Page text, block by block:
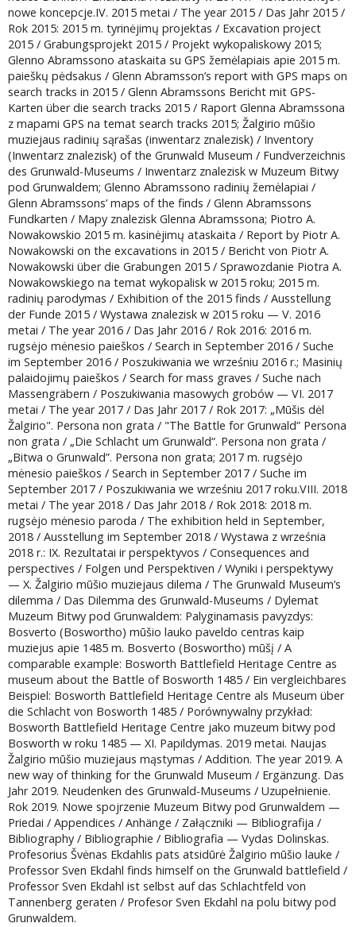
nowe koncepcje.IV. 2015 metai / The year 2015 / Das Jahr 2015 /
Rok 2015: 2015 m. tyrinėjimų projektas / Excavation project
2015 / Grabungsprojekt 2015 / Projekt wykopaliskowy 2015;
Glenno Abramssono ataskaita su GPS žemėlapiais apie 2015 m.
paieškų pėdsakus / Glenn Abramsson’s report with GPS maps on
search tracks in 2015 / Glenn Abramssons Bericht mit GPS-
Karten über die search tracks 2015 / Raport Glenna Abramssona
z mapami GPS na temat search tracks 2015; Žalgirio mūšio
muziejaus radinių sąrašas (inwentarz znalezisk) / Inventory
(Inwentarz znalezisk) of the Grunwald Museum / Fundverzeichnis
des Grunwald-Museums / Inwentarz znalezisk w Muzeum Bitwy
pod Grunwaldem; Glenno Abramssono radinių žemėlapiai /
Glenn Abramssons’ maps of the finds / Glenn Abramssons
Fundkarten / Mapy znalezisk Glenna Abramssona; Piotro A.
Nowakowskio 2015 m. kasinėjimų ataskaita / Report by Piotr A.
Nowakowski on the excavations in 2015 / Bericht von Piotr A.
Nowakowski über die Grabungen 2015 / Sprawozdanie Piotra A.
Nowakowskiego na temat wykopalisk w 2015 roku; 2015 m.
radinių parodymas / Exhibition of the 2015 finds / Ausstellung
der Funde 2015 / Wystawa znalezisk w 2015 roku — V. 2016
metai / The year 2016 / Das Jahr 2016 / Rok 2016: 2016 m.
rugsėjo mėnesio paieškos / Search in September 2016 / Suche
im September 2016 / Poszukiwania we wrześniu 2016 r.; Masinių
palaidojimų paieškos / Search for mass graves / Suche nach
Massengräbern / Poszukiwania masowych grobów — VI. 2017
metai / The year 2017 / Das Jahr 2017 / Rok 2017: „Mūšis dėl
Žalgirio". Persona non grata / "The Battle for Grunwald” Persona
non grata / „Die Schlacht um Grunwald“. Persona non grata /
„Bitwa o Grunwald”. Persona non grata; 2017 m. rugsėjo
mėnesio paieškos / Search in September 2017 / Suche im
September 2017 / Poszukiwania we wrześniu 2017 roku.VIII. 2018
metai / The year 2018 / Das Jahr 2018 / Rok 2018: 2018 m.
rugsėjo mėnesio paroda / The exhibition held in September,
2018 / Ausstellung im September 2018 / Wystawa z września
2018 r.: IX. Rezultatai ir perspektyvos / Consequences and
perspectives / Folgen und Perspektiven / Wyniki i perspektywy
— X. Žalgirio mūšio muziejaus dilema / The Grunwald Museum’s
dilemma / Das Dilemma des Grunwald-Museums / Dylemat
Muzeum Bitwy pod Grunwaldem: Palyginamasis pavyzdys:
Bosverto (Boswortho) mūšio lauko paveldo centras kaip
muziejus apie 1485 m. Bosverto (Boswortho) mūšį / A
comparable example: Bosworth Battlefield Heritage Centre as
museum about the Battle of Bosworth 1485 / Ein vergleichbares
Beispiel: Bosworth Battlefield Heritage Centre als Museum über
die Schlacht von Bosworth 1485 / Porównywalny przykład:
Bosworth Battlefield Heritage Centre jako muzeum bitwy pod
Bosworth w roku 1485 — XI. Papildymas. 2019 metai. Naujas
Žalgirio mūšio muziejaus mąstymas / Addition. The year 2019. A
new way of thinking for the Grunwald Museum / Ergänzung. Das
Jahr 2019. Neudenken des Grunwald-Museums / Uzupełnienie.
Rok 2019. Nowe spojrzenie Muzeum Bitwy pod Grunwaldem —
Priedai / Appendices / Anhänge / Załączniki — Bibliografija /
Bibliography / Bibliographie / Bibliografia — Vydas Dolinskas.
Profesorius Švėnas Ekdahlis pats atsidūrė Žalgirio mūšio lauke /
Professor Sven Ekdahl finds himself on the Grunwald battlefield /
Professor Sven Ekdahl ist selbst auf das Schlachtfeld von
Tannenberg geraten / Profesor Sven Ekdahl na polu bitwy pod
Grunwaldem.